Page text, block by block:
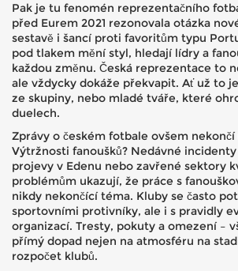
Pak je tu fenomén reprezentačního
před Eurem 2021 rezonovala otázka
sestavě i šancí proti favoritům typu
pod tlakem mění styl, hledají lídry a
každou změnu. Česká reprezentace to
ale vždycky dokáže překvapit. Ať už to
ze skupiny, nebo mladé tváře, které
duelech.
Zprávy o českém fotbale ovšem nekončí
Výtržnosti fanoušků? Nedávné
projevy v Edenu nebo zavřené sektory
problémům ukazují, že práce s
nikdy nekončící téma. Kluby se často
sportovními protivníky, ale i s pravidly
organizací. Tresty, pokuty a omezení –
přímý dopad nejen na atmosféru na
rozpočet klubů.